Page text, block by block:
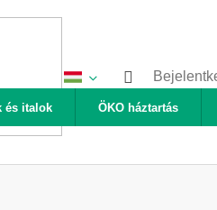
és italok ÖKO háztartás